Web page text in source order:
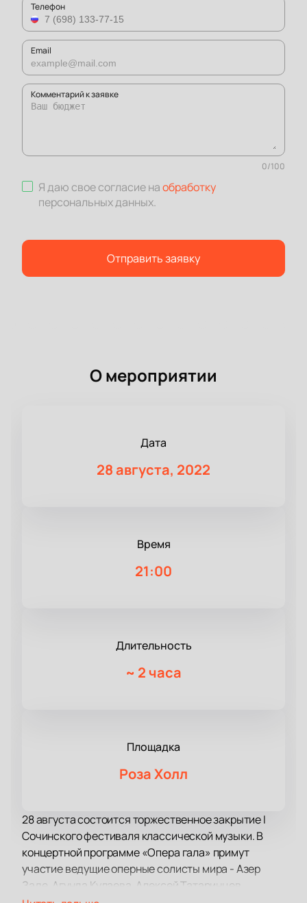
Телефон
Email
Комментарий к заявке
0/100
Я даю свое согласие наобработку
персональных данных.
Отправить заявку
О мероприятии
Дата
28 августа, 2022
Время
21:00
Длительность
~ 2 часа
Площадка
Роза Холл
28 августа состоится торжественное закрытие I
Сочинского фестиваля классической музыки. В
концертной программе «Опера гала» примут
участие ведущие оперные солисты мира - Азер
Заде, Агунда Кулаева, Алексей Татаринцев,